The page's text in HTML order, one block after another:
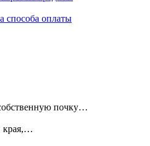
способа оплаты
почку…
края,…